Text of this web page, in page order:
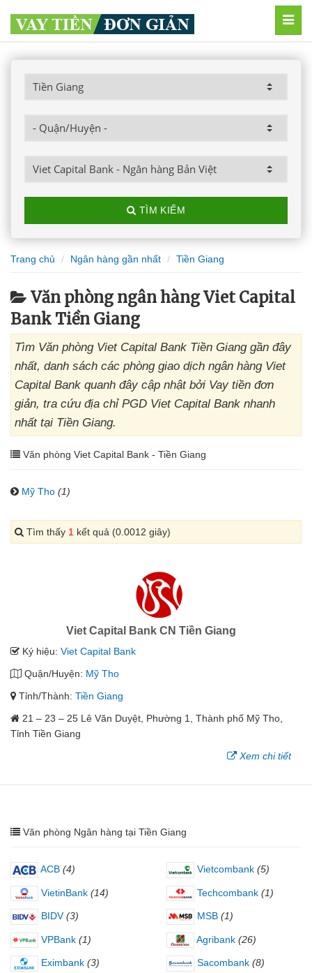
TÌM KIẾM
Trang chủ Ngân hàng gần nhất Tiền Giang
Văn phòng ngân hàng Viet Capital
Bank Tiền Giang
Tìm Văn phòng Viet Capital Bank Tiền Giang gần đây
nhất, danh sách các phòng giao dịch ngân hàng Viet
Capital Bank quanh đây cập nhật bởi Vay tiền đơn
giản, tra cứu địa chỉ PGD Viet Capital Bank nhanh
nhất tại Tiền Giang.
Văn phòng Viet Capital Bank - Tiền Giang
Mỹ Tho (1)
Tìm thấy 1 kết quả (0.0012 giây)
Viet Capital Bank CN Tiền Giang
Ký hiệu: Viet Capital Bank
Quận/Huyện: Mỹ Tho
Tỉnh/Thành: Tiền Giang
21 – 23 – 25 Lê Văn Duyệt, Phường 1, Thành phố Mỹ Tho,
Tỉnh Tiền Giang
Xem chi tiết
Văn phòng Ngân hàng tại Tiền Giang
ACB (4) Vietcombank (5)
VietinBank (14) Techcombank (1)
BIDV (3) MSB (1)
VPBank (1) Agribank (26)
Eximbank (3) Sacombank (8)